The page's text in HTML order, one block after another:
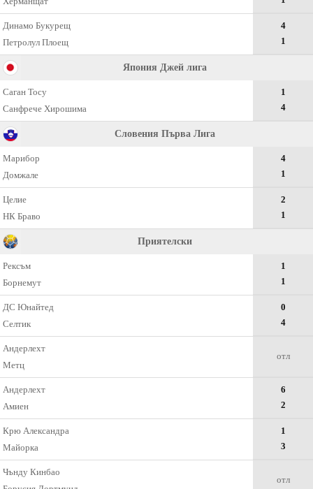
Динамо Букурещ
Петролул Плоещ
4
1
Япония Джей лига
Саган Тосу
Санфрече Хирошима
1
4
Словения Първа Лига
Марибор
Домжале
4
1
Целие
НК Браво
2
1
Приятелски
Рексъм
Борнемут
1
1
ДС Юнайтед
Селтик
0
4
Андерлехт
Метц
отл
Андерлехт
Амиен
6
2
Крю Александра
Майорка
1
3
Чънду Кинбао
отл